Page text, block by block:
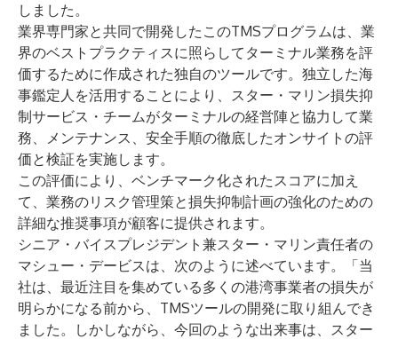
しました。
業界専門家と共同で開発したこのTMSプログラムは、業
界のベストプラクティスに照らしてターミナル業務を評
価するために作成された独自のツールです。独立した海
事鑑定人を活用することにより、スター・マリン損失抑
制サービス・チームがターミナルの経営陣と協力して業
務、メンテナンス、安全手順の徹底したオンサイトの評
価と検証を実施します。
この評価により、ベンチマーク化されたスコアに加え
て、業務のリスク管理策と損失抑制計画の強化のための
詳細な推奨事項が顧客に提供されます。
シニア・バイスプレジデント兼スター・マリン責任者の
マシュー・デービスは、次のように述べています。「当
社は、最近注目を集めている多くの港湾事業者の損失が
明らかになる前から、TMSツールの開発に取り組んでき
ました。しかしながら、今回のような出来事は、スター